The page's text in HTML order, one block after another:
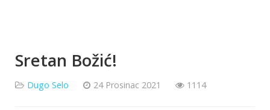
Sretan Božić!
Dugo Selo 24 Prosinac 2021 1114